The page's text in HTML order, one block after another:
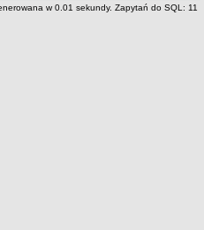
w 0.01 sekundy. Zapytań do SQL: 11